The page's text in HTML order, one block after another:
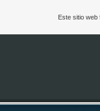
Este sitio web